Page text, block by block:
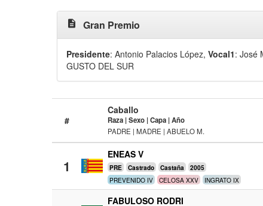
description Gran Premio
Presidente: Antonio Palacios López, Vocal1: José
GUSTO DEL SUR
#
Caballo
Raza | Sexo | Capa | Año
PADRE | MADRE | ABUELO M.
1
ENEAS V
PRE Castrado Castaña 2005
PREVENIDO IV CELOSA XXV INGRATO IX
FABULOSO RODRI